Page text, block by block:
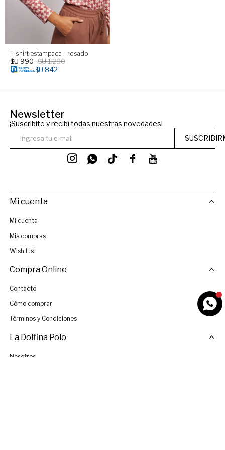
T-shirt estampada - rosado
$U 990 $U1.290
$U 842
Newsletter
¡Suscribite y recibí todas nuestras novedades!
 
 
Mi cuenta
Mi cuenta
Mis compras
Wish List
Compra Online
Contacto
Cómo comprar
Términos y Condiciones
La Dolfina Polo
Nosotros